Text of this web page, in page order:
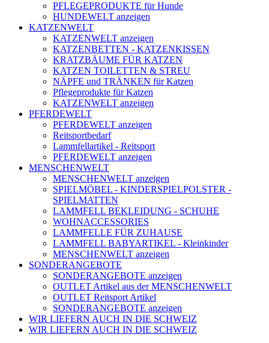
PFLEGEPRODUKTE für Hunde
HUNDEWELT anzeigen
KATZENWELT
KATZENWELT anzeigen
KATZENBETTEN - KATZENKISSEN
KRATZBÄUME FÜR KATZEN
KATZEN TOILETTEN & STREU
NÄPFE und TRÄNKEN für Katzen
Pflegeprodukte für Katzen
KATZENWELT anzeigen
PFERDEWELT
PFERDEWELT anzeigen
Reitsportbedarf
Lammfellartikel - Reitsport
PFERDEWELT anzeigen
MENSCHENWELT
MENSCHENWELT anzeigen
SPIELMÖBEL - KINDERSPIELPOLSTER -
SPIELMATTEN
LAMMFELL BEKLEIDUNG - SCHUHE
WOHNACCESSORIES
LAMMFELLE FÜR ZUHAUSE
LAMMFELL BABYARTIKEL - Kleinkinder
MENSCHENWELT anzeigen
SONDERANGEBOTE
SONDERANGEBOTE anzeigen
OUTLET Artikel aus der MENSCHENWELT
OUTLET Reitsport Artikel
SONDERANGEBOTE anzeigen
WIR LIEFERN AUCH IN DIE SCHWEIZ
WIR LIEFERN AUCH IN DIE SCHWEIZ